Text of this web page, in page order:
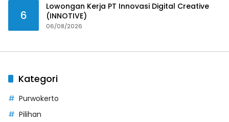
6
Lowongan Kerja PT Innovasi Digital Creative
(INNOTIVE)
06/08/2026
Kategori
Purwokerto
Pilihan